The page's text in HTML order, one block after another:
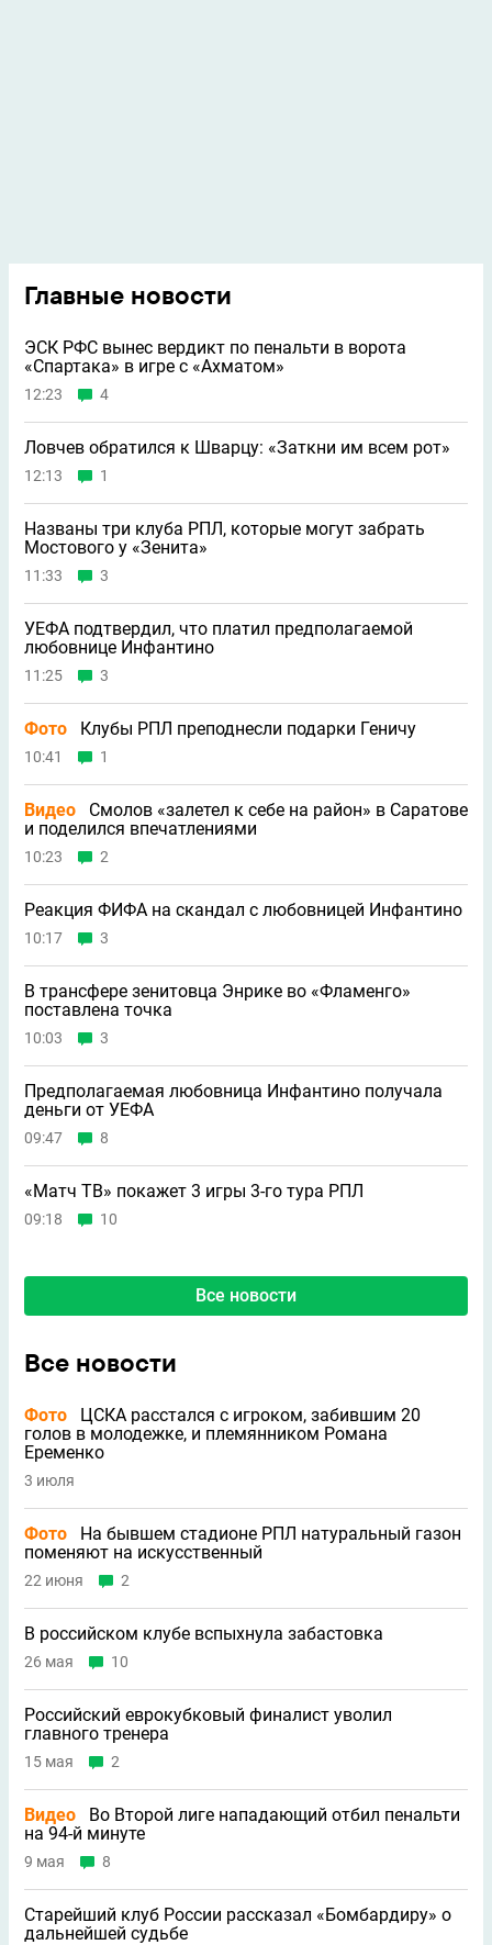
Главные новости
ЭСК РФС вынес вердикт по пенальти в ворота
«Спартака» в игре с «Ахматом»
12:23 4
Ловчев обратился к Шварцу: «Заткни им всем рот»
12:13 1
Названы три клуба РПЛ, которые могут забрать
Мостового у «Зенита»
11:33 3
УЕФА подтвердил, что платил предполагаемой
любовнице Инфантино
11:25 3
Фото Клубы РПЛ преподнесли подарки Геничу
10:41 1
Видео
Смолов «залетел к себе на район» в Саратове
и поделился впечатлениями
10:23 2
Реакция ФИФА на скандал с любовницей Инфантино
10:17 3
В трансфере зенитовца Энрике во «Фламенго»
поставлена точка
10:03 3
Предполагаемая любовница Инфантино получала
деньги от УЕФА
09:47 8
«Матч ТВ» покажет 3 игры 3-го тура РПЛ
09:18 10
Все новости
Все новости
Фото
ЦСКА расстался с игроком, забившим 20
голов в молодежке, и племянником Романа
Еременко
3 июля
Фото
На бывшем стадионе РПЛ натуральный газон
поменяют на искусственный
22 июня 2
В российском клубе вспыхнула забастовка
26 мая 10
Российский еврокубковый финалист уволил
главного тренера
15 мая 2
Видео
Во Второй лиге нападающий отбил пенальти
на 94-й минуте
9 мая 8
Старейший клуб России рассказал «Бомбардиру» о
дальнейшей судьбе